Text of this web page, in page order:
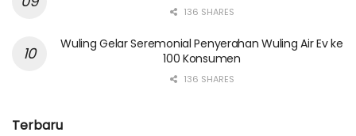
136 SHARES
Wuling Gelar Seremonial Penyerahan Wuling Air Ev ke
100 Konsumen
136 SHARES
Terbaru